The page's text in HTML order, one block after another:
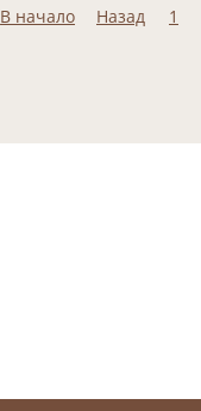
В начало Назад 1